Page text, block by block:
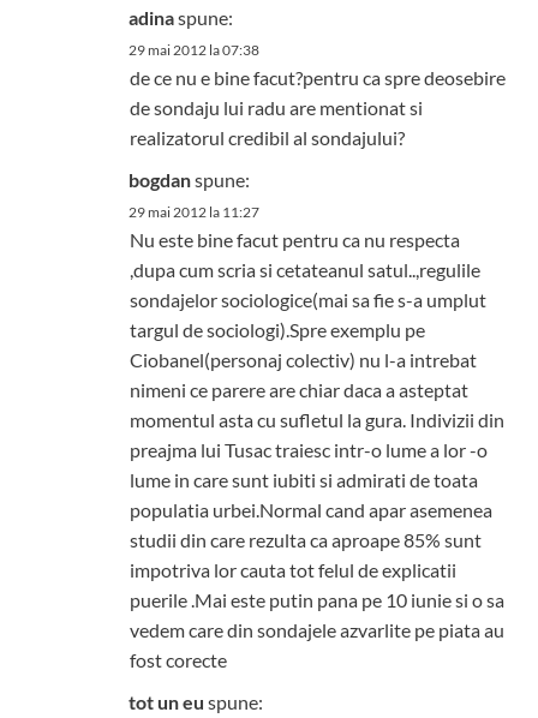
adinaspune:
29 mai 2012 la 07:38
de ce nu e bine facut?pentru ca spre deosebire
de sondaju lui radu are mentionat si
realizatorul credibil al sondajului?
bogdanspune:
29 mai 2012 la 11:27
Nu este bine facut pentru ca nu respecta
,dupa cum scria si cetateanul satul..,regulile
sondajelor sociologice(mai sa fie s-a umplut
targul de sociologi).Spre exemplu pe
Ciobanel(personaj colectiv) nu l-a intrebat
nimeni ce parere are chiar daca a asteptat
momentul asta cu sufletul la gura. Indivizii din
preajma lui Tusac traiesc intr-o lume a lor -o
lume in care sunt iubiti si admirati de toata
populatia urbei.Normal cand apar asemenea
studii din care rezulta ca aproape 85% sunt
impotriva lor cauta tot felul de explicatii
puerile .Mai este putin pana pe 10 iunie si o sa
vedem care din sondajele azvarlite pe piata au
fost corecte
tot un eu spune: